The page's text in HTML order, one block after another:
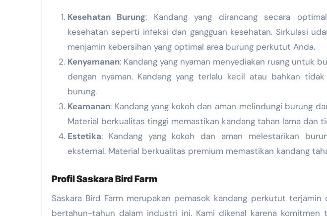
Kesehatan Burung: Kandang yang dirancang secara
kesehatan seperti infeksi dan gangguan kesehatan. Sirkulasi
menjamin kebersihan yang optimal area burung perkutut Anda.
Kenyamanan: Kandang yang nyaman menyediakan ruang untuk
dengan nyaman. Kandang yang terlalu kecil atau bahkan
burung.
Keamanan: Kandang yang kokoh dan aman melindungi burung
Material berkualitas tinggi memastikan kandang tahan lama dan
Estetika: Kandang yang kokoh dan aman melestarikan
eksternal. Material berkualitas premium memastikan kandang
Profil Saskara Bird Farm
Saskara Bird Farm merupakan pemasok kandang perkutut terjamin
bertahun-tahun dalam industri ini. Kami dikenal karena komitmen